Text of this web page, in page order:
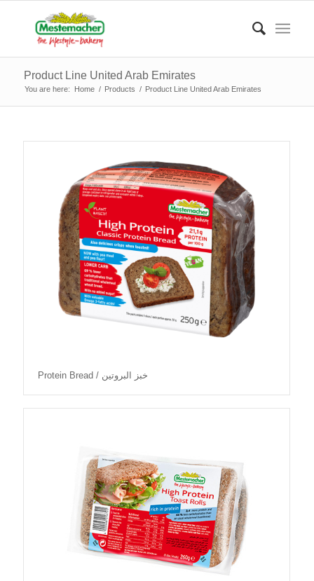
Product Line United Arab Emirates
You are here: Home / Products / Product Line United Arab Emirates
Protein Bread / خبز البروتين